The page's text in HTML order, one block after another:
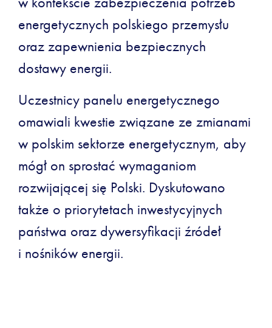
energetycznych polskiego przemysłu
oraz zapewnienia bezpiecznych
dostawy energii.
Uczestnicy panelu energetycznego
omawiali kwestie związane ze zmianami
w polskim sektorze energetycznym, aby
mógł on sprostać wymaganiom
rozwijającej się Polski. Dyskutowano
także o priorytetach inwestycyjnych
państwa oraz dywersyfikacji źródeł
i nośników energii.